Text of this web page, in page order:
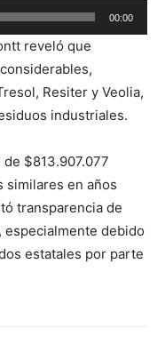
00:00
reveló que
Resiter y Veolia,
industriales.
$813.907.077
similares en años
transparencia de
especialmente debido
estatales por parte